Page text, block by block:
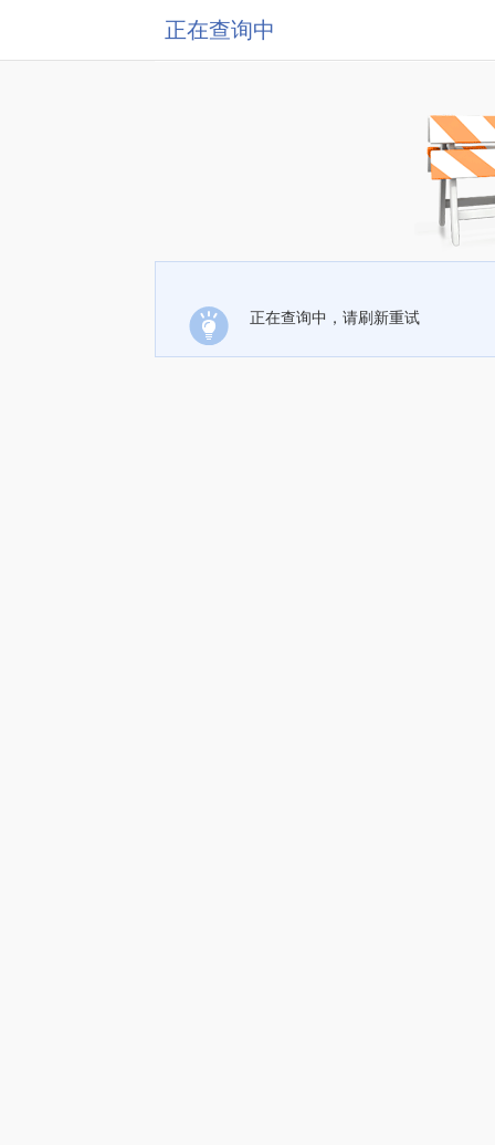
正在查询中
正在查询中，请刷新重试